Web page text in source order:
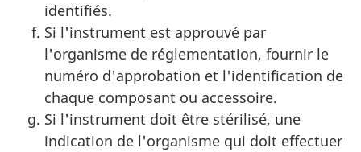
identifiés.
Si l'instrument est approuvé par
l'organisme de réglementation, fournir le
numéro d'approbation et l'identification de
chaque composant ou accessoire.
Si l'instrument doit être stérilisé, une
indication de l'organisme qui doit effectuer